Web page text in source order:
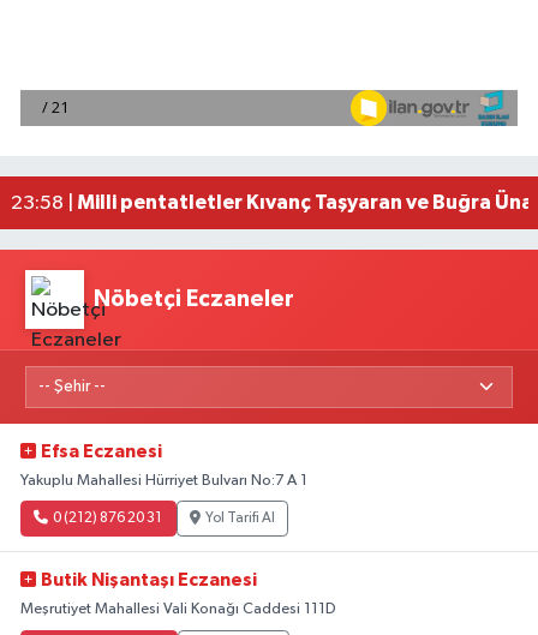
00:39 |
Mersin'de uyuşturucu operasyonunda 190
23:58 | Milli pentatletler Kıvanç Taşyaran ve Buğra
Nöbetçi Eczaneler
Efsa Eczanesi
Yakuplu Mahallesi Hürriyet Bulvarı No:7 A 1
0 (212) 876 20 31 Yol Tarifi Al
Butik Nişantaşı Eczanesi
Meşrutiyet Mahallesi Vali Konağı Caddesi 111D